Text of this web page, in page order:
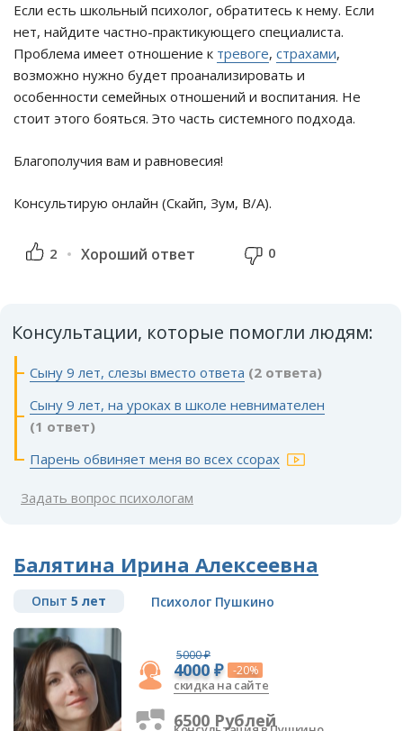
Если есть школьный психолог, обратитесь к нему. Если
нет, найдите частно-практикующего специалиста.
Проблема имеет отношение к тревоге, страхами,
возможно нужно будет проанализировать и
особенности семейных отношений и воспитания. Не
стоит этого бояться. Это часть системного подхода.
Благополучия вам и равновесия!
Консультирую онлайн (Скайп, Зум, В/А).
2 Хороший ответ 0
Консультации, которые помогли людям:
Сыну 9 лет, слезы вместо ответа (2 ответа)
Сыну 9 лет, на уроках в школе невнимателен
(1 ответ)
Парень обвиняет меня во всех ссорах
Задать вопрос психологам
Балятина Ирина Алексеевна
Опыт 5 лет Психолог Пушкино
5000 ₽
4000 ₽ -20%
скидка на сайте
6500 Рублей